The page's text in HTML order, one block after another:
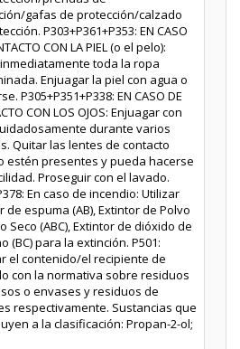
gafas de protección/calzado
P303+P361+P353: EN CASO
CON LA PIEL (o el pelo):
toda la ropa
Enjuagar la piel con agua o
P305+P351+P338: EN CASO DE
CON LOS OJOS: Enjuagar con
durante varios
Quitar las lentes de contacto
estén presentes y pueda hacerse
Proseguir con el lavado.
En caso de incendio: Utilizar
de espuma (AB), Extintor de Polvo
Seco (ABC), Extintor de dióxido de
(BC) para la extinción. P501:
el contenido/el recipiente de
con la normativa sobre residuos
o envases y residuos de
respectivamente. Sustancias que
a la clasificación: Propan-2-ol;